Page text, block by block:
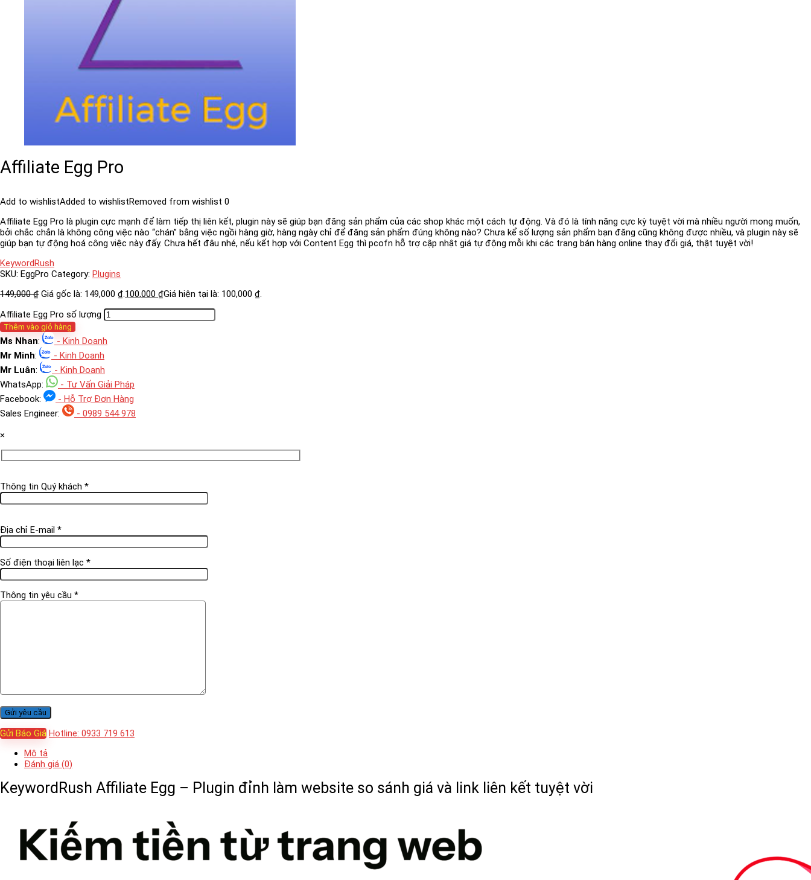
Affiliate Egg Pro
Add to wishlistAdded to wishlistRemoved from wishlist 0
Affiliate Egg Pro là plugin cực mạnh để làm tiếp thị liên kết, plugin này sẽ giúp bạn đăng sản phẩm của các shop khác một cách tự động. Và đó là tính năng cực kỳ tuyệt vời mà nhiều người mong muốn,
bởi chắc chắn là không công việc nào “chán” bằng việc ngồi hàng giờ, hàng ngày chỉ để đăng sản phẩm đúng không nào? Chưa kể số lượng sản phẩm bạn đăng cũng không được nhiều, và plugin này sẽ
giúp bạn tự động hoá công việc này đấy. Chưa hết đâu nhé, nếu kết hợp với Content Egg thì pcofn hỗ trợ cập nhật giá tự động mỗi khi các trang bán hàng online thay đổi giá, thật tuyệt vời!
KeywordRush
SKU: EggPro Category: Plugins
149,000₫ Giá gốc là: 149,000 ₫.100,000 ₫Giá hiện tại là: 100,000 ₫.
Affiliate Egg Pro số lượng
Thêm vào giỏ hàng
Ms Nhan:
- Kinh Doanh
Mr Minh:
- Kinh Doanh
Mr Luân:
- Kinh Doanh
WhatsApp:
- Tư Vấn Giải Pháp
Facebook:
- Hỗ Trợ Đơn Hàng
Sales Engineer:
- 0989 544 978
×
Thông tin Quý khách *
Địa chỉ E-mail *
Số điện thoại liên lạc *
Thông tin yêu cầu *
Gửi Báo Giá Hotline: 0933 719 613
Mô tả
Đánh giá (0)
KeywordRush Affiliate Egg – Plugin đỉnh làm website so sánh giá và link liên kết tuyệt vời